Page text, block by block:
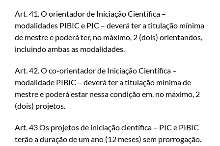
Art. 41. O orientador de Iniciação Científica –
modalidades PIBIC e PIC – deverá ter a titulação mínima
de mestre e poderá ter, no máximo, 2 (dois) orientandos,
incluindo ambas as modalidades.
Art. 42. O co-orientador de Iniciação Científica –
modalidade PIBIC – deverá ter a titulação mínima de
mestre e poderá estar nessa condição em, no máximo, 2
(dois) projetos.
Art. 43 Os projetos de iniciação científica – PIC e PIBIC
terão a duração de um ano (12 meses) sem prorrogação.